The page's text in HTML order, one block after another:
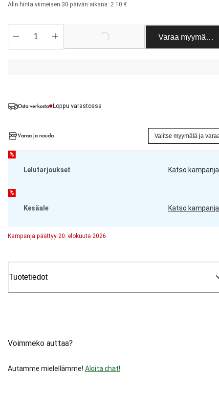
Osta verkosta Loppu varastossa
Varaa ja nouda Valitse myymälä ja
%
Lelutarjoukset Katso kampanja
%
Kesäale Katso kampanja
Kampanja päättyy 20. elokuuta 2026
Tuotetiedot
Voimmeko auttaa?
Autamme mielellämme! Aloita chat!
Alin hinta viimeisen 30 päivän aikana: 2.10 €
Varaa